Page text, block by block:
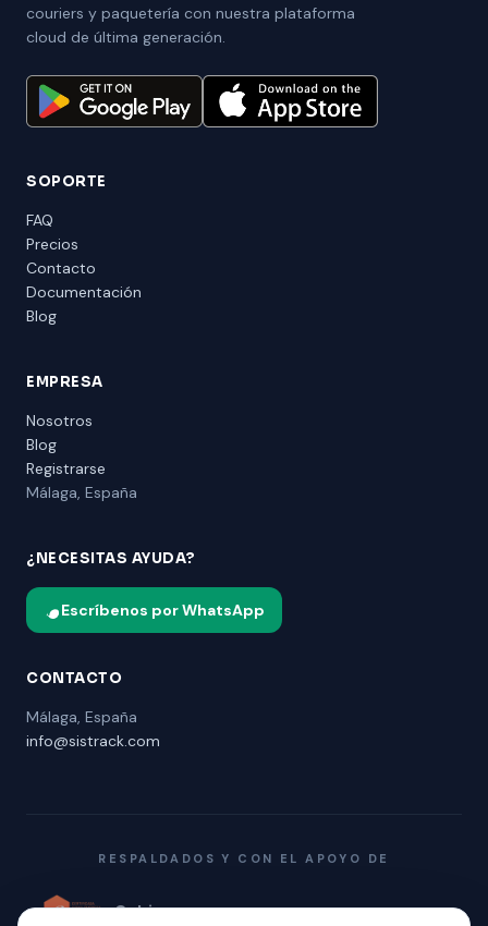
couriers y paquetería con nuestra plataforma
cloud de última generación.
SOPORTE
FAQ
Precios
Contacto
Documentación
Blog
EMPRESA
Nosotros
Blog
Registrarse
Málaga, España
¿NECESITAS AYUDA?
Escríbenos por WhatsApp
CONTACTO
Málaga, España
info@sistrack.com
RESPALDADOS Y CON EL APOYO DE
Gobierno